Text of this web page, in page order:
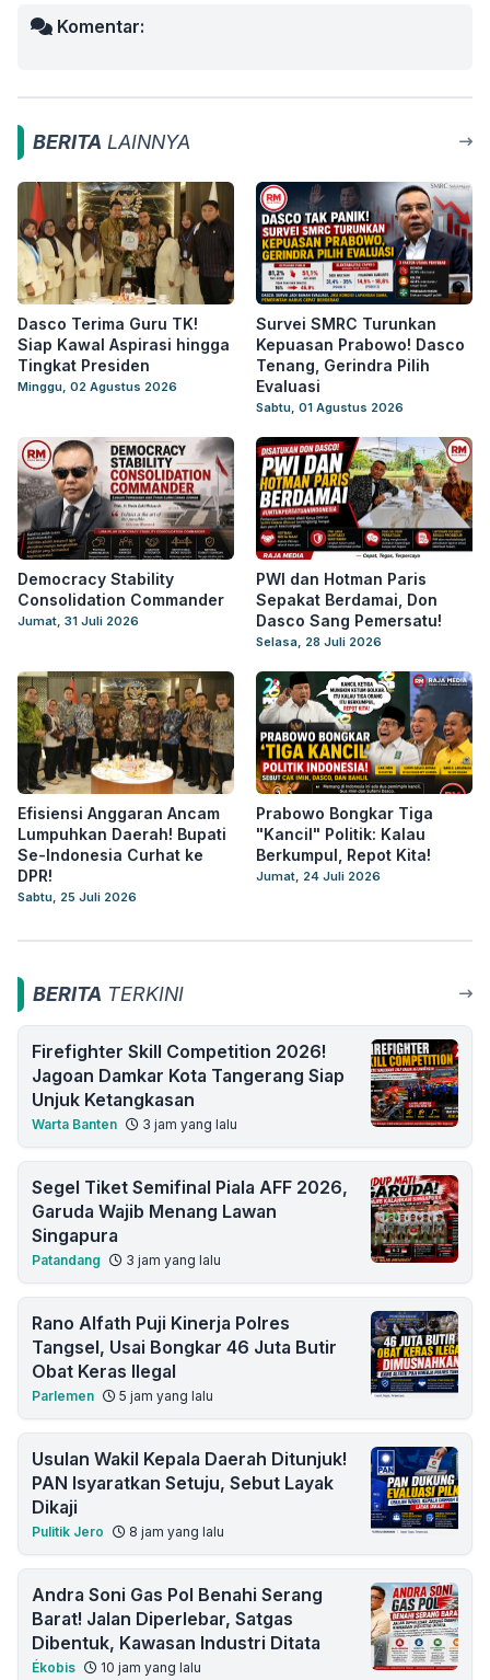
Komentar:
BERITA LAINNYA
Dasco Terima Guru TK!
Siap Kawal Aspirasi hingga
Tingkat Presiden
Minggu, 02 Agustus 2026
Survei SMRC Turunkan
Kepuasan Prabowo! Dasco
Tenang, Gerindra Pilih
Evaluasi
Sabtu, 01 Agustus 2026
Democracy Stability
Consolidation Commander
Jumat, 31 Juli 2026
PWI dan Hotman Paris
Sepakat Berdamai, Don
Dasco Sang Pemersatu!
Selasa, 28 Juli 2026
Efisiensi Anggaran Ancam
Lumpuhkan Daerah! Bupati
Se-Indonesia Curhat ke
DPR!
Sabtu, 25 Juli 2026
Prabowo Bongkar Tiga
"Kancil" Politik: Kalau
Berkumpul, Repot Kita!
Jumat, 24 Juli 2026
BERITA TERKINI
Firefighter Skill Competition 2026!
Jagoan Damkar Kota Tangerang Siap
Unjuk Ketangkasan
Warta Banten 3 jam yang lalu
Segel Tiket Semifinal Piala AFF 2026,
Garuda Wajib Menang Lawan
Singapura
Patandang 3 jam yang lalu
Rano Alfath Puji Kinerja Polres
Tangsel, Usai Bongkar 46 Juta Butir
Obat Keras Ilegal
Parlemen 5 jam yang lalu
Usulan Wakil Kepala Daerah Ditunjuk!
PAN Isyaratkan Setuju, Sebut Layak
Dikaji
Pulitik Jero 8 jam yang lalu
Andra Soni Gas Pol Benahi Serang
Barat! Jalan Diperlebar, Satgas
Dibentuk, Kawasan Industri Ditata
Ékobis 10 jam yang lalu